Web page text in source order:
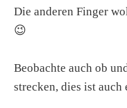
Die anderen Finger
😉
Beobachte auch ob
strecken, dies ist